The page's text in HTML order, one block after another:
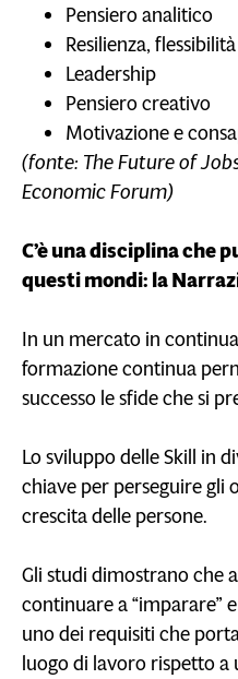
Pensiero analitico
Resilienza,
Leadership
Pensiero creativo
Motivazione e
(fonte: The Future of
Economic Forum)
C’è una disciplina che
questi mondi: la
In un mercato in
formazione continua
successo le sfide che si
Lo sviluppo delle Skill in
chiave per perseguire gli
crescita delle persone.
Gli studi dimostrano che
continuare a “imparare”
uno dei requisiti che
luogo di lavoro rispetto a